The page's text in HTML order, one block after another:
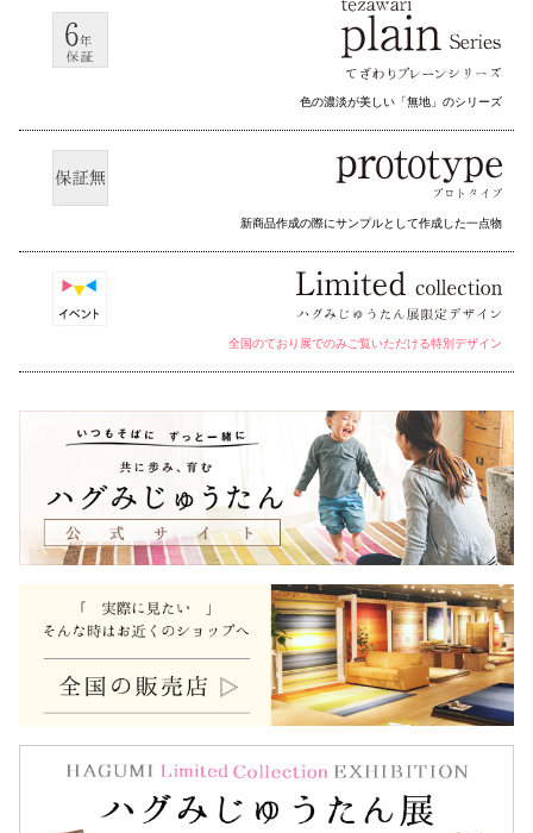
色の濃淡が美しい「無地」のシリーズ
新商品作成の際にサンプルとして作成した一点物
全国のており展でのみご覧いただける特別デザイン